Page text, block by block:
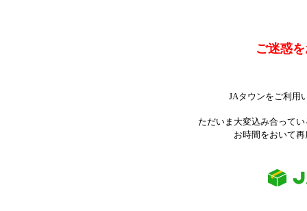
ご迷惑
JAタウンをご利用
ただいま大変込み合って
お時間をおいて